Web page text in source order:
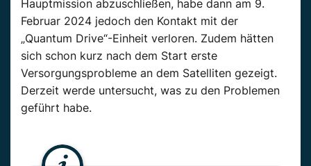
Hauptmission abzuschließen, habe dann am 9.
Februar 2024 jedoch den Kontakt mit der
„Quantum Drive“-Einheit verloren. Zudem hätten
sich schon kurz nach dem Start erste
Versorgungsprobleme an dem Satelliten gezeigt.
Derzeit werde untersucht, was zu den Problemen
geführt habe.